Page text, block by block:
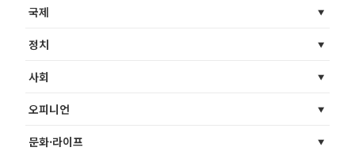
국제
정치
사회
오피니언
문화·라이프